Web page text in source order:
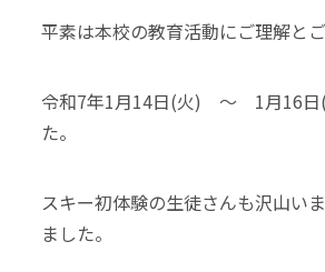
平素は本校の教育活動にご理解と
令和7年1月14日(火) ～ 1月16日(
た。
スキー初体験の生徒さんも沢山い
ました。